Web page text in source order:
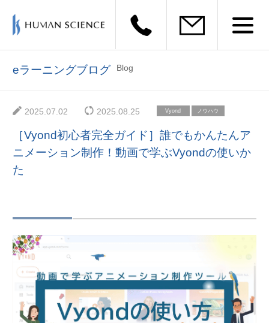
eラーニングブログ Blog
2025.07.02 2025.08.25 Vyond ノウハウ
［Vyond初心者完全ガイド］誰でもかんたんア
ニメーション制作！動画で学ぶVyondの使いか
た